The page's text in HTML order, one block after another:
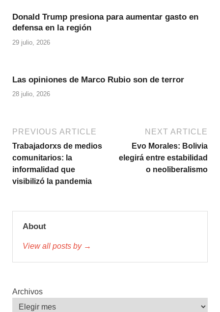
Donald Trump presiona para aumentar gasto en
defensa en la región
29 julio, 2026
Las opiniones de Marco Rubio son de terror
28 julio, 2026
PREVIOUS ARTICLE
Trabajadorxs de medios
comunitarios: la
informalidad que
visibilizó la pandemia
NEXT ARTICLE
Evo Morales: Bolivia
elegirá entre estabilidad
o neoliberalismo
About
View all posts by →
Archivos